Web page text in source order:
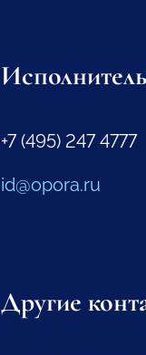
+7 (495) 247 4777
id@opora.ru
Другие